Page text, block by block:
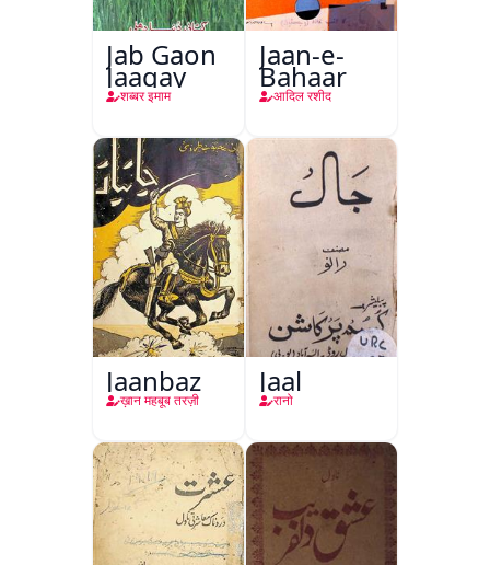
Jab Gaon
Jaagay
शब्बर इमाम
Jaan-e-
Bahaar
आदिल रशीद
Jaanbaz
ख़ान महबूब तरज़ी
Jaal
रानो